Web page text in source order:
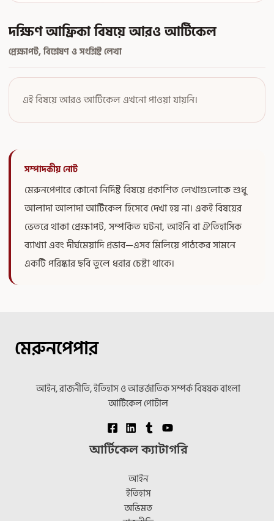
দক্ষিণ আফ্রিকা বিষয়ে আরও আর্টিকেল
প্রেক্ষাপট, বিশ্লেষণ ও সংশ্লিষ্ট লেখা
এই বিষয়ে আরও আর্টিকেল এখনো পাওয়া যায়নি।
সম্পাদকীয় নোট
মেরুনপেপারে কোনো নির্দিষ্ট বিষয়ে প্রকাশিত লেখাগুলোকে শুধু
আলাদা আলাদা আর্টিকেল হিসেবে দেখা হয় না। একই বিষয়ের
ভেতরে থাকা প্রেক্ষাপট, সম্পর্কিত ঘটনা, আইনি বা ঐতিহাসিক
ব্যাখ্যা এবং দীর্ঘমেয়াদি প্রভাব—এসব মিলিয়ে পাঠকের সামনে
একটি পরিষ্কার ছবি তুলে ধরার চেষ্টা থাকে।
মেরুনপেপার
আইন, রাজনীতি, ইতিহাস ও আন্তর্জাতিক সম্পর্ক বিষয়ক বাংলা
আর্টিকেল পোর্টাল
আর্টিকেল ক্যাটাগরি
আইন
ইতিহাস
অভিমত